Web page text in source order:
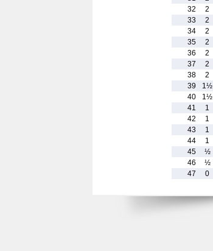
32
2
33
2
34
2
35
2
36
2
37
2
38
2
39
1½
40
1½
41
1
42
1
43
1
44
1
45
½
46
½
47
0